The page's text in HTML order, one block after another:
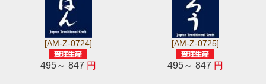
[AM-Z-0724]
495～ 847 円
[AM-Z-0725]
495～ 847 円